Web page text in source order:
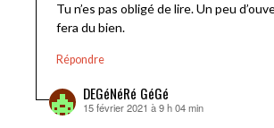
Tu n’es pas obligé de lire. Un peu
fera du bien.
Répondre
DEGéNéRé GéGé
dit :
15 février 2021 à 9 h 04 min